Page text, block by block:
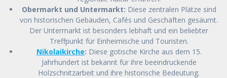
Obermarkt und Untermarkt: Diese zentralen Plätze sind
von historischen Gebäuden, Cafés und Geschäften gesäumt.
Der Untermarkt ist besonders lebhaft und ein beliebter
Treffpunkt für Einheimische und Touristen.
Nikolaikirche: Diese gotische Kirche aus dem 15.
Jahrhundert ist bekannt für ihre beeindruckende
Holzschnitzarbeit und ihre historische Bedeutung.